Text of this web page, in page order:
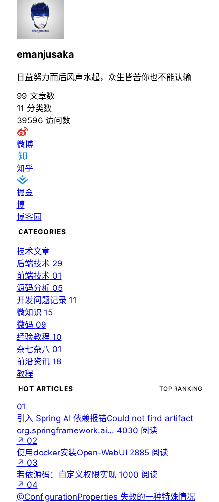
emanjusaka
日益努力而后风声水起，众生皆苦你也不能认输
99 文章数
11 分类数
39596 访问数
微博
知乎
掘金
博
博客园
CATEGORIES
技术文章
后端技术 29
前端技术 01
源码分析 05
开发问题记录 11
微知识 15
微码 09
经验教程 10
杂七杂八 01
前沿资讯 18
教程
HOT ARTICLES TOP RANKING
01
引入 Spring AI 依赖报错Could not find artifact
org.springframework.ai... 4030 阅读
↗ 02
使用docker安装Open-WebUI 2885阅读
↗ 03
若依源码：自定义权限实现 1000 阅读
↗ 04
@ConfigurationProperties 失效的一种特殊情况